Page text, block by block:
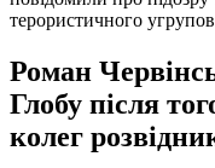
терористичного
Роман
Глобу після
колег